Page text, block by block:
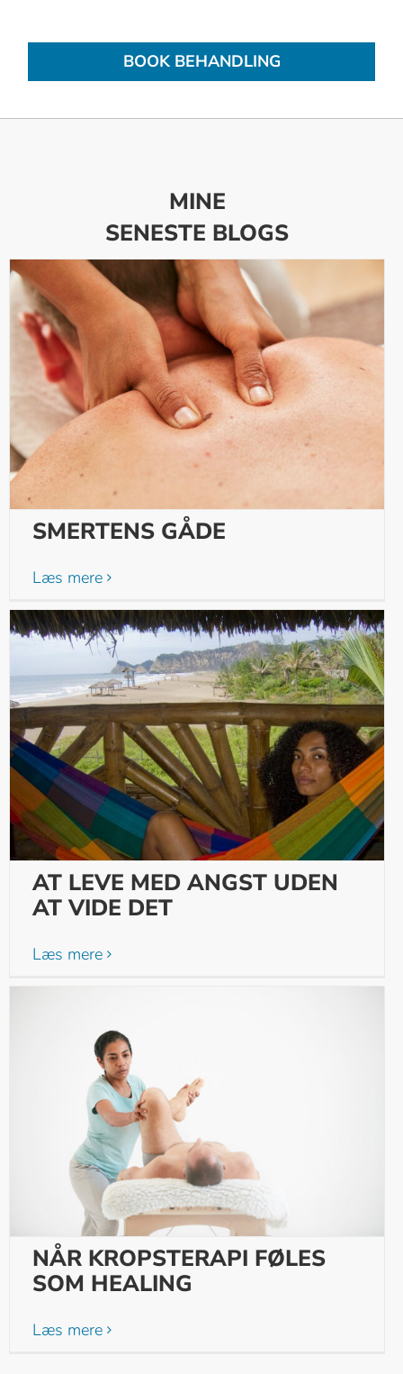
BOOK BEHANDLING
MINE
SENESTE BLOGS
SMERTENS GÅDE
Læs mere
AT LEVE MED ANGST UDEN
AT VIDE DET
Læs mere
NÅR KROPSTERAPI FØLES
SOM HEALING
Læs mere